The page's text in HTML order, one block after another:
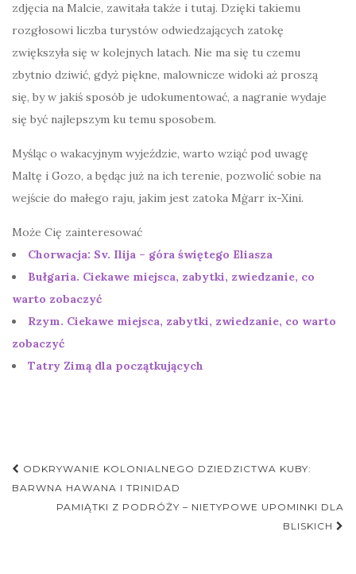
zdjęcia na Malcie, zawitała także i tutaj. Dzięki takiemu
rozgłosowi liczba turystów odwiedzających zatokę
zwiększyła się w kolejnych latach. Nie ma się tu czemu
zbytnio dziwić, gdyż piękne, malownicze widoki aż proszą
się, by w jakiś sposób je udokumentować, a nagranie wydaje
się być najlepszym ku temu sposobem.
Myśląc o wakacyjnym wyjeździe, warto wziąć pod uwagę
Maltę i Gozo, a będąc już na ich terenie, pozwolić sobie na
wejście do małego raju, jakim jest zatoka Mġarr ix-Xini.
Może Cię zainteresować
Chorwacja: Sv. Ilija – góra świętego Eliasza
Bułgaria. Ciekawe miejsca, zabytki, zwiedzanie, co
warto zobaczyć
Rzym. Ciekawe miejsca, zabytki, zwiedzanie, co warto
zobaczyć
Tatry Zimą dla początkujących
Nawigacja
postu
ODKRYWANIE KOLONIALNEGO DZIEDZICTWA KUBY:
BARWNA HAWANA I TRINIDAD
PAMIĄTKI Z PODRÓŻY – NIETYPOWE UPOMINKI DLA
BLISKICH